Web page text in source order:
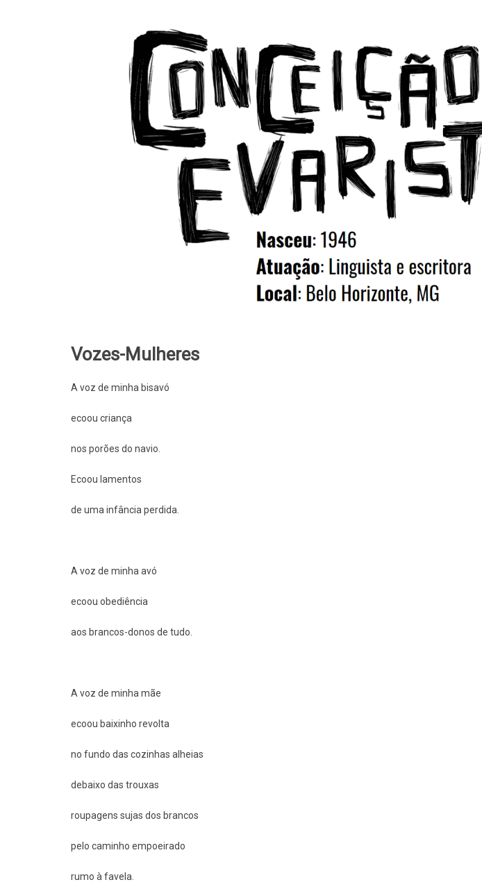
Vozes-Mulheres
A voz de minha bisavó
ecoou criança
nos porões do navio.
Ecoou lamentos
de uma infância perdida.
A voz de minha avó
ecoou obediência
aos brancos-donos de tudo.
A voz de minha mãe
ecoou baixinho revolta
no fundo das cozinhas alheias
debaixo das trouxas
roupagens sujas dos brancos
pelo caminho empoeirado
rumo à favela.